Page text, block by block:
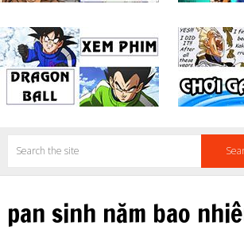
pan sinh năm bao